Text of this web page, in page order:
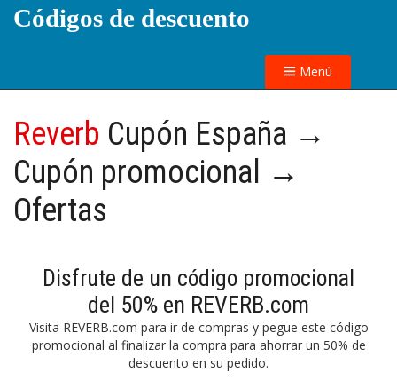
Códigos de descuento
Menú
Reverb Cupón España →
Cupón promocional →
Ofertas
Disfrute de un código promocional
del 50% en REVERB.com
Visita REVERB.com para ir de compras y pegue este código
promocional al finalizar la compra para ahorrar un 50% de
descuento en su pedido.